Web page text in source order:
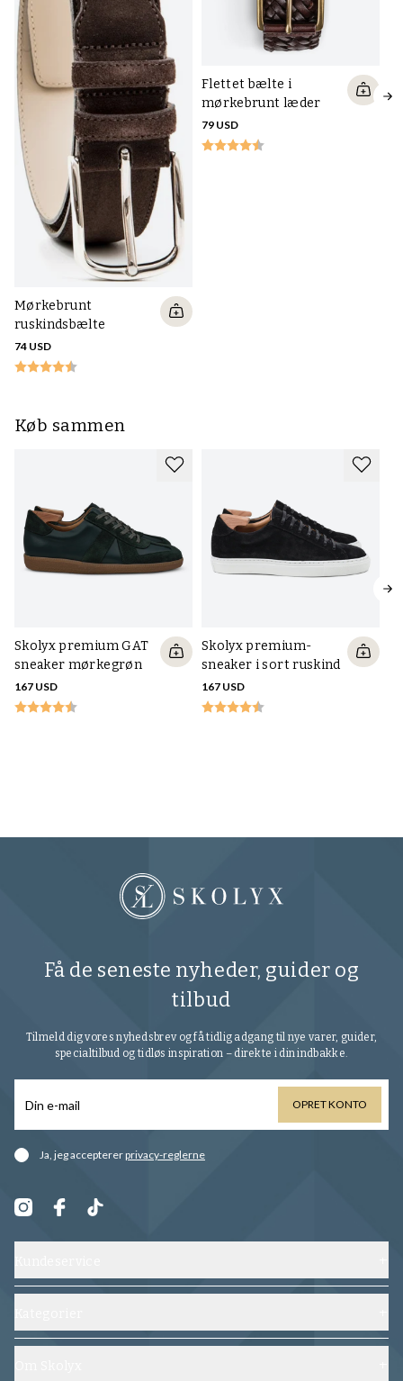
Mørkebrunt
ruskindsbælte
74 USD
Flettet bælte i
mørkebrunt læder
79 USD
Køb sammen
Skolyx premium GAT
sneaker mørkegrøn
167 USD
Skolyx premium-
sneaker i sort ruskind
167 USD
Få de seneste nyheder, guider og
tilbud
Tilmeld dig vores nyhedsbrev og få tidlig adgang til nye varer, guider,
specialtilbud og tidløs inspiration – direkte i din indbakke.
OPRET KONTO
Ja, jeg acceptererprivacy-reglerne
Kontakt os
Ofte stillede spørgsmål
Sko